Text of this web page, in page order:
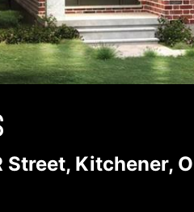
Street, Kitchener,